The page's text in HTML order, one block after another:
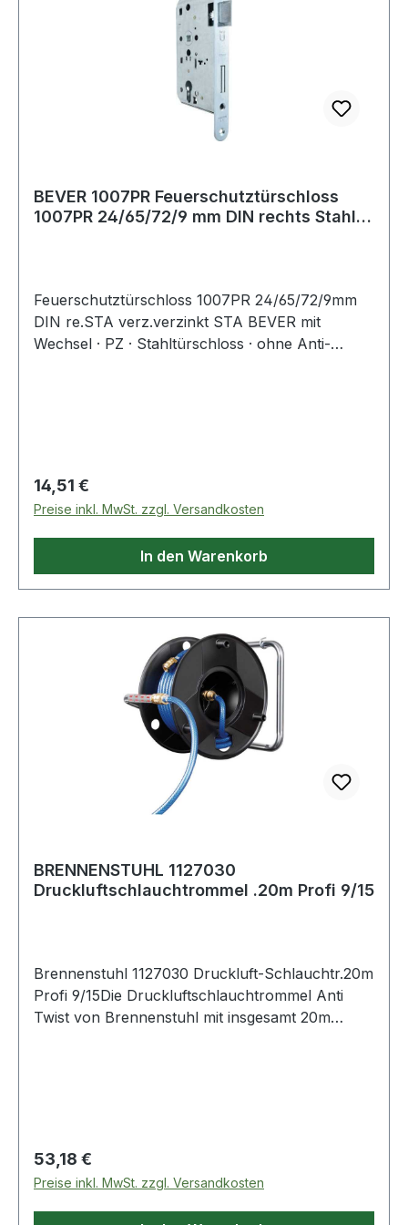
BEVER 1007PR Feuerschutztürschloss
1007PR 24/65/72/9 mm DIN rechts Stahl
Feuerschutztürschloss 1007PR 24/65/72/9mm
DIN re.STA verz.verzinkt STA BEVER mit
Wechsel · PZ · Stahltürschloss · ohne Anti-
Stulplänge: 235mm· Stulpausführung: verzinkt
Regulärer Preis:
14,51 €
Preise inkl. MwSt. zzgl. Versandkosten
In den Warenkorb
BRENNENSTUHL 1127030
Druckluftschlauchtrommel .20m Profi 9/15
Brennenstuhl 1127030 Druckluft-Schlauchtr.20m
Profi 9/15Die Druckluftschlauchtrommel Anti
Twist von Brennenstuhl mit insgesamt 20m
Eigenschaften: Mit Axial-Anschluss zum
praktischen Auf und Abrollen während der
Arbeit Mit hochwertigem Gewebeschlauch Mit
Metall-Einhand-Schnellkupplungen,
Regulärer Preis:
53,18 €
Preise inkl. MwSt. zzgl. Versandkosten